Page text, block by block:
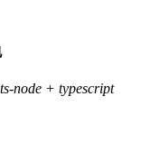
node + typescript